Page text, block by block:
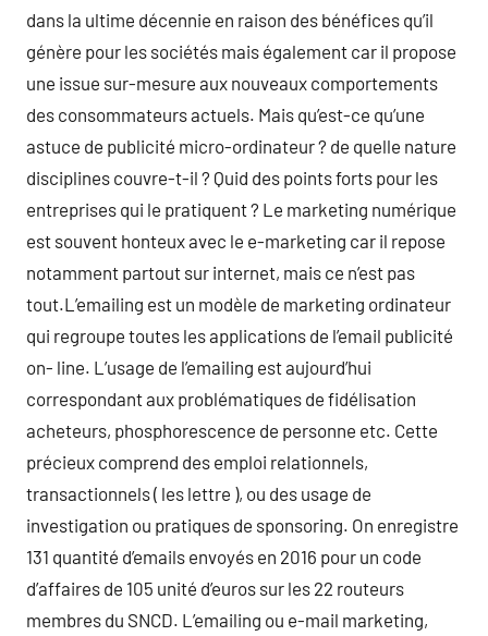
dans la ultime décennie en raison des bénéfices qu’il
génère pour les sociétés mais également car il propose
une issue sur-mesure aux nouveaux comportements
des consommateurs actuels. Mais qu’est-ce qu’une
astuce de publicité micro-ordinateur ? de quelle nature
disciplines couvre-t-il ? Quid des points forts pour les
entreprises qui le pratiquent ? Le marketing numérique
est souvent honteux avec le e-marketing car il repose
notamment partout sur internet, mais ce n’est pas
tout.L’emailing est un modèle de marketing ordinateur
qui regroupe toutes les applications de l’email publicité
on- line. L’usage de l’emailing est aujourd’hui
correspondant aux problématiques de fidélisation
acheteurs, phosphorescence de personne etc. Cette
précieux comprend des emploi relationnels,
transactionnels ( les lettre ), ou des usage de
investigation ou pratiques de sponsoring. On enregistre
131 quantité d’emails envoyés en 2016 pour un code
d’affaires de 105 unité d’euros sur les 22 routeurs
membres du SNCD. L’emailing ou e-mail marketing,